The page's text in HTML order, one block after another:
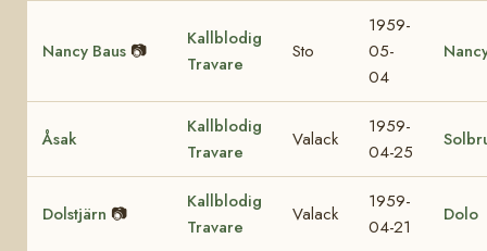
Nancy Baus 📷
Kallblodig
Travare
Sto
1959-
05-
04
Åsak
Kallblodig
Travare
Valack
1959-
04-25
Dolstjärn 📷
Kallblodig
Travare
Valack
1959-
04-21
Dolo